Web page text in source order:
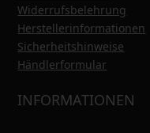
Widerrufsbelehrung
Herstellerinformationen
Sicherheitshinweise
Händlerformular
INFORMATIONEN